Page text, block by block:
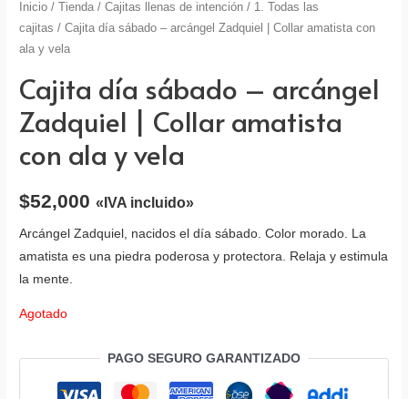
Inicio / Tienda /Cajitas llenas de intención / 1. Todas las
cajitas / Cajita día sábado – arcángel Zadquiel | Collar amatista con
ala y vela
Cajita día sábado – arcángel
Zadquiel | Collar amatista
con ala y vela
$52,000 «IVA incluido»
Arcángel Zadquiel, nacidos el día sábado. Color morado. La
amatista es una piedra poderosa y protectora. Relaja y estimula
la mente.
Agotado
PAGO SEGURO GARANTIZADO